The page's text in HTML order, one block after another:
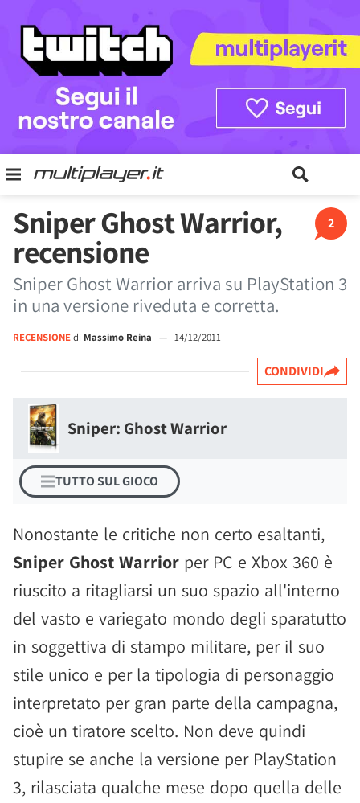
2
Sniper Ghost Warrior,
recensione
Sniper Ghost Warrior arriva su PlayStation 3
in una versione riveduta e corretta.
RECENSIONEdi Massimo Reina — 14/12/2011
CONDIVIDI
Sniper: Ghost Warrior
TUTTO SUL GIOCO
Nonostante le critiche non certo esaltanti,
Sniper Ghost Warrior per PC e Xbox 360 è
riuscito a ritagliarsi un suo spazio all'interno
del vasto e variegato mondo degli sparatutto
in soggettiva di stampo militare, per il suo
stile unico e per la tipologia di personaggio
interpretato per gran parte della campagna,
cioè un tiratore scelto. Non deve quindi
stupire se anche la versione per PlayStation
3, rilasciata qualche mese dopo quella delle